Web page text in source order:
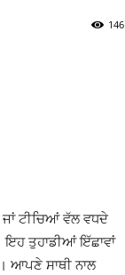
146
ਟੀਚਿਆਂ ਵੱਲ ਵਧਦੇ
ਇਹ ਤੁਹਾਡੀਆਂ ਇੱਛਾਵਾਂ
ਆਪਣੇ ਸਾਥੀ ਨਾਲ